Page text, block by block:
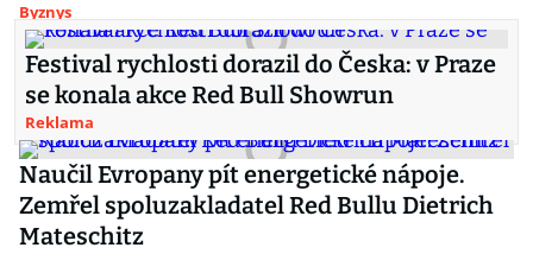
Byznys
Festival rychlosti dorazil do Česka: v Praze
se konala akce Red Bull Showrun
Reklama
Naučil Evropany pít energetické nápoje.
Zemřel spoluzakladatel Red Bullu Dietrich
Mateschitz